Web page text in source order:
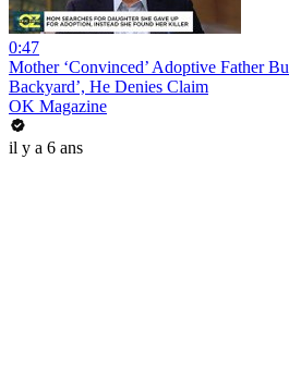
0:47
Mother ‘Convinced’ Adoptive Father
Backyard’, He Denies Claim
OK Magazine
il y a 6 ans